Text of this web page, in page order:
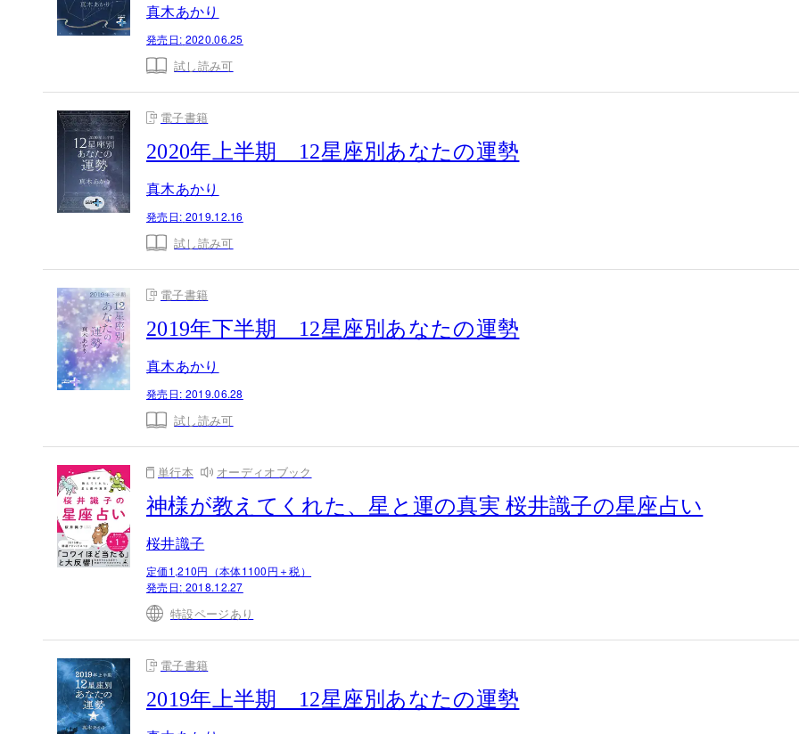
真木あかり
発売日: 2020.06.25
試し読み可
電子書籍
2020年上半期 12星座別あなたの運勢
真木あかり
発売日: 2019.12.16
試し読み可
電子書籍
2019年下半期 12星座別あなたの運勢
真木あかり
発売日: 2019.06.28
試し読み可
単行本 オーディオブック
神様が教えてくれた、星と運の真実 桜井識子の星座占い
桜井識子
定価1,210円（本体1100円＋税）
発売日: 2018.12.27
特設ページあり
電子書籍
2019年上半期 12星座別あなたの運勢